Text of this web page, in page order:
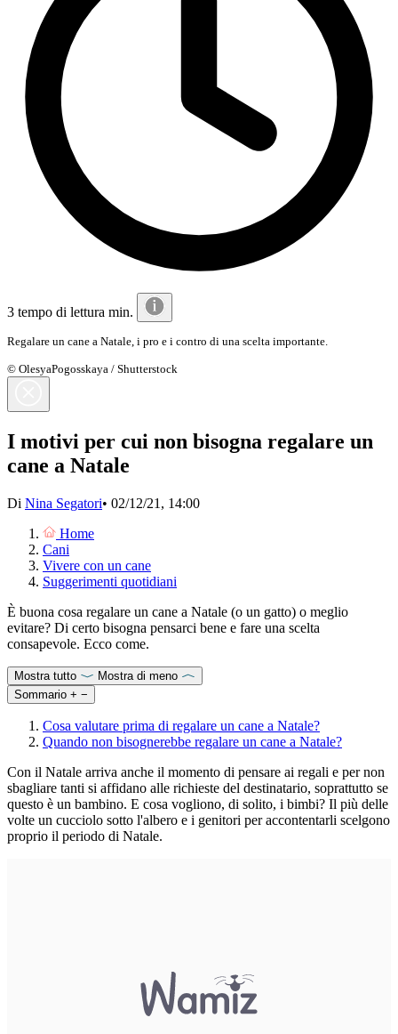
3 tempo di lettura min.
Regalare un cane a Natale, i pro e i contro di una scelta importante.
© OlesyaPogosskaya / Shutterstock
I motivi per cui non bisogna regalare un
cane a Natale
Di Nina Segatori• 02/12/21, 14:00
Home
Cani
Vivere con un cane
Suggerimenti quotidiani
È buona cosa regalare un cane a Natale (o un gatto) o meglio
evitare? Di certo bisogna pensarci bene e fare una scelta
consapevole. Ecco come.
Mostra tutto
Mostra di meno
Sommario + −
Cosa valutare prima di regalare un cane a Natale?
Quando non bisognerebbe regalare un cane a Natale?
Con il Natale arriva anche il momento di pensare ai regali e per non
sbagliare tanti si affidano alle richieste del destinatario, soprattutto se
questo è un bambino. E cosa vogliono, di solito, i bimbi? Il più delle
volte un cucciolo sotto l'albero e i genitori per accontentarli scelgono
proprio il periodo di Natale.